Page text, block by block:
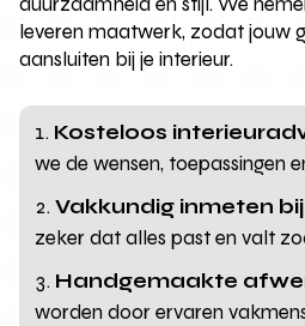
leveren maatwerk, zodat jouw
aansluiten bij je interieur.
Kosteloos
we de wensen, toepassingen
Vakkundig inmeten
zeker dat alles past en valt
Handgemaakte
worden door ervaren